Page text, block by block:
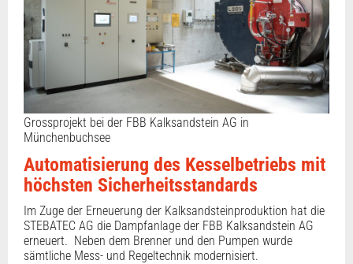
Grossprojekt bei der FBB Kalksandstein AG in
Münchenbuchsee
Automatisierung des Kesselbetriebs mit
höchsten Sicherheitsstandards
Im Zuge der Erneuerung der Kalksandsteinproduktion hat die
STEBATEC AG die Dampfanlage der FBB Kalksandstein AG
erneuert. Neben dem Brenner und den Pumpen wurde
sämtliche Mess- und Regeltechnik modernisiert.